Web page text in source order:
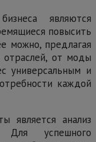
являются
повысить
можно, предлагая
отраслей, от моды
универсальным и
каждой
является анализ
Для успешного